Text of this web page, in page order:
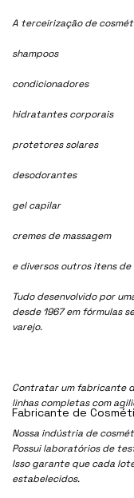
A terceirização de
shampoos
condicionadores
hidratantes corporais
protetores solares
desodorantes
gel capilar
cremes de massagem
e diversos outros itens
Tudo desenvolvido por
desde 1967 em fórmulas
varejo.
Contratar um fabricante
linhas completas com
Nossa indústria de
Possui laboratórios de
Isso garante que cada
estabelecidos.
Fabricante de